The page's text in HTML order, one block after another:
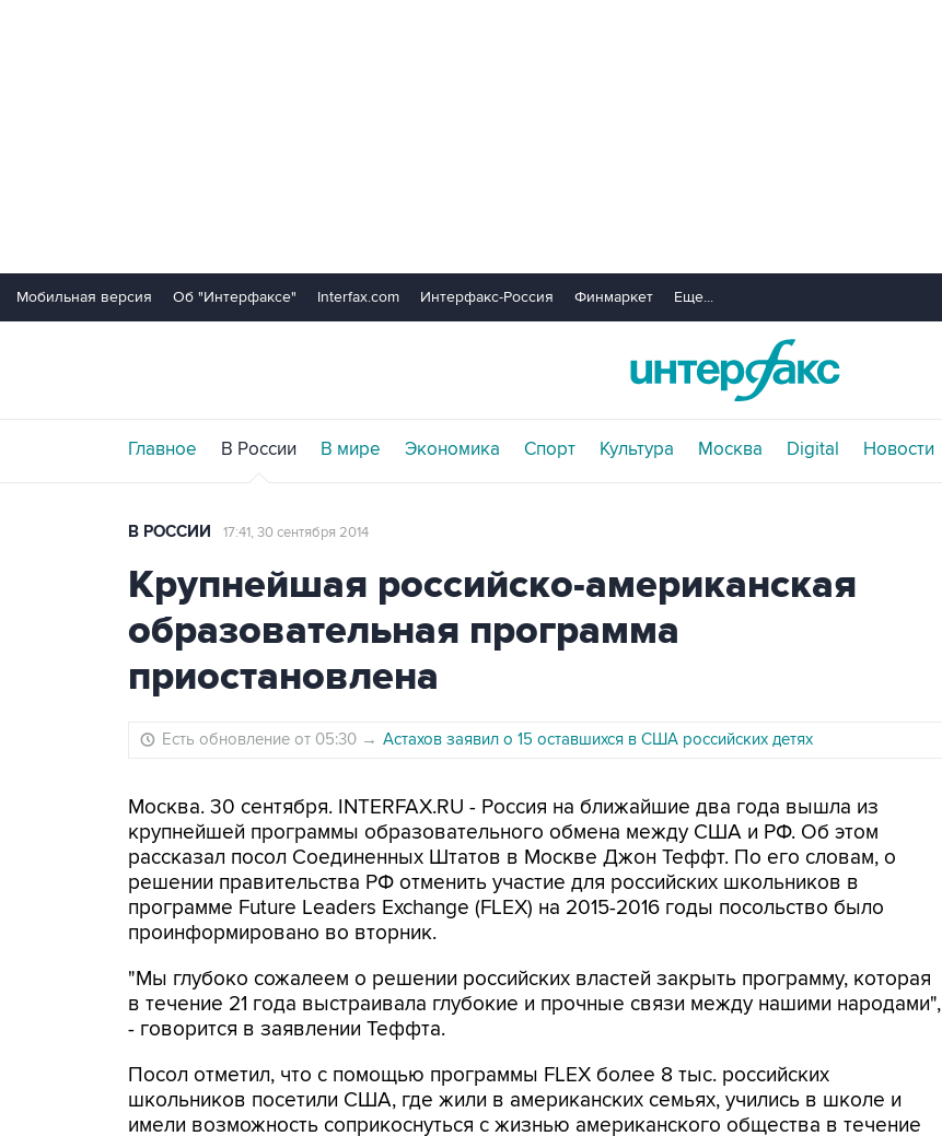
Мобильная версия Об "Интерфаксе" Interfax.com Интерфакс-Россия Финмаркет Еще...
Главное В России В мире Экономика Спорт Культура Москва Digital Новости
В РОССИИ 17:41, 30 сентября 2014
Крупнейшая российско-американская
образовательная программа
приостановлена
Есть обновление от 05:30 → Астахов заявил о 15 оставшихся в США российских детях
Москва. 30 сентября. INTERFAX.RU - Россия на ближайшие два года вышла из
крупнейшей программы образовательного обмена между США и РФ. Об этом
рассказал посол Соединенных Штатов в Москве Джон Теффт. По его словам, о
решении правительства РФ отменить участие для российских школьников в
программе Future Leaders Exchange (FLEX) на 2015-2016 годы посольство было
проинформировано во вторник.
"Мы глубоко сожалеем о решении российских властей закрыть программу, которая
в течение 21 года выстраивала глубокие и прочные связи между нашими народами",
- говорится в заявлении Теффта.
Посол отметил, что с помощью программы FLEX более 8 тыс. российских
школьников посетили США, где жили в американских семьях, учились в школе и
имели возможность соприкоснуться с жизнью американского общества в течение